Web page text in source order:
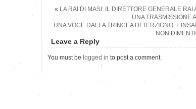
« LA RAI DI MASI: IL DIRETTORE GENERALE
UNA TRASMISSIONE
UNA VOCE DALLA TRINCEA DI TERZIGNO:
NON
Leave a Reply
You must be logged in to post a comment.